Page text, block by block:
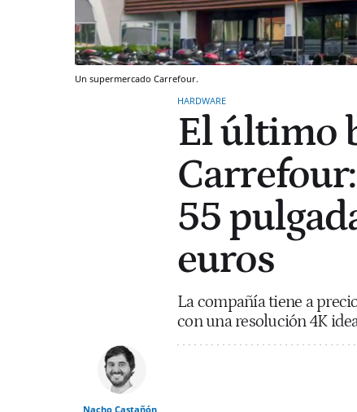
Un supermercado Carrefour.
HARDWARE
El último
55
euros
La compañía tiene a
con una resolución 4K
Nacho Castañón